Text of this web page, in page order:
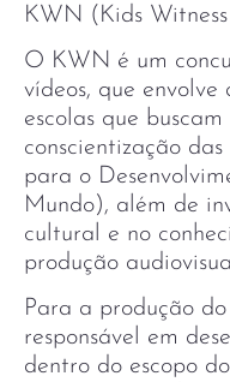
KWN (Kids
O KWN é um
vídeos, que envolve
escolas que
conscientização
para o
Mundo), além de
cultural e no
produção
Para a produção
responsável em
dentro do escopo